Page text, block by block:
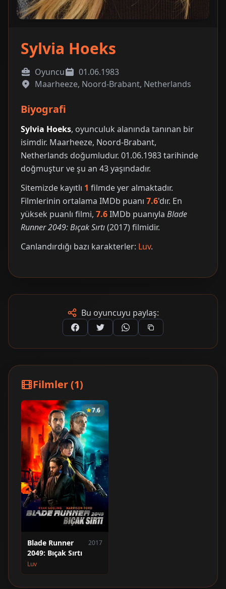
Sylvia Hoeks
Oyuncu
01.06.1983
Maarheeze, Noord-Brabant, Netherlands
Biyografi
Sylvia Hoeks, oyunculuk alanında tanınan bir
isimdir. Maarheeze, Noord-Brabant,
Netherlands doğumludur. 01.06.1983 tarihinde
doğmuştur ve şu an 43 yaşındadır.
Sitemizde kayıtlı 1 filmde yer almaktadır.
Filmlerinin ortalama IMDb puanı 7.6'dır. En
yüksek puanlı filmi, 7.6IMDb puanıyla Blade
Runner 2049: Bıçak Sırtı(2017) filmidir.
Canlandırdığı bazı karakterler: Luv.
Bu oyuncuyu paylaş:
Filmler (1)
7.6
Blade Runner
2049: Bıçak Sırtı
2017
Luv